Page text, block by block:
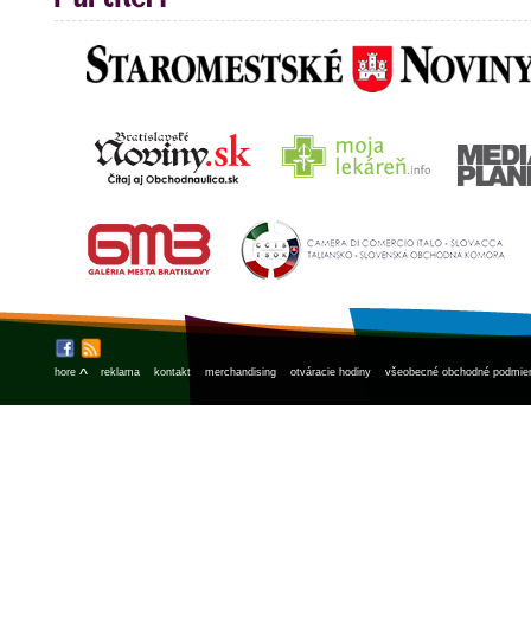
hore ^ reklama kontakt merchandising otváracie hodiny všeobecné obchodné